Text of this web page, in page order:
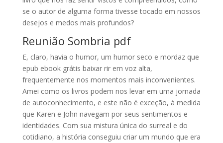
se o autor de alguma forma tivesse tocado em nossos
desejos e medos mais profundos?
Reunião Sombria pdf
E, claro, havia o humor, um humor seco e mordaz que
epub ebook grátis baixar rir em voz alta,
frequentemente nos momentos mais inconvenientes.
Amei como os livros podem nos levar em uma jornada
de autoconhecimento, e este não é exceção, à medida
que Karen e John navegam por seus sentimentos e
identidades. Com sua mistura única do surreal e do
cotidiano, a história conseguiu criar um mundo que era